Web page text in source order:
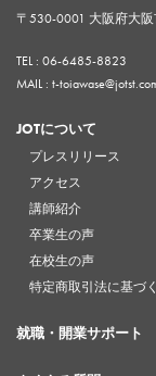
〒530-0001 大阪府大
TEL : 06-6485-8823
MAIL : t-
JOTについて
プレスリリース
アクセス
講師紹介
卒業生の声
在校生の声
特定商取引法に基づ
就職・開業サポート